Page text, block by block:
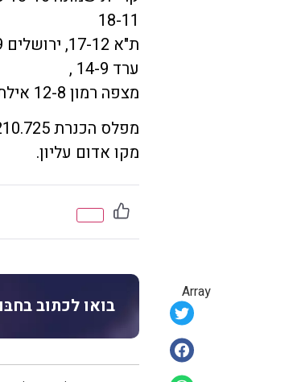
Array
18-11
ערד 14-9 ,
מצפה רמון 12-8 אילת 21-14
מקו אדום עליון.
בואו לכתוב